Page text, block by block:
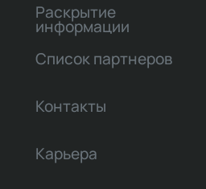
Раскрытие
информации
Список партнеров
Контакты
Карьера